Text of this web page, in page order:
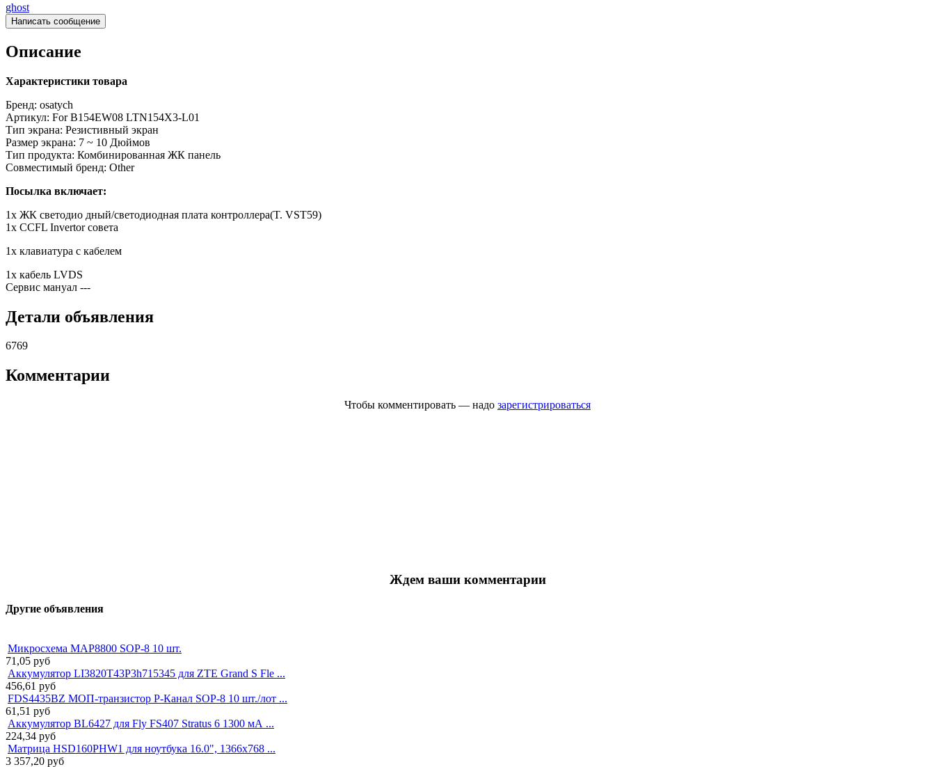
ghost
Написать сообщение
Описание
Характеристики товара
Бренд: osatych
Артикул: For B154EW08 LTN154X3-L01
Тип экрана: Резистивный экран
Размер экрана: 7 ~ 10 Дюймов
Тип продукта: Комбинированная ЖК панель
Совместимый бренд: Other
Посылка включает:
1x ЖК светодио дный/светодиодная плата контроллера(T. VST59)
1x CCFL Invertor совета
1x клавиатура с кабелем
1x кабель LVDS
Сервис мануал ---
Детали объявления
6769
Комментарии
Чтобы комментировать — надо зарегистрироваться
Ждем ваши комментарии
Другие объявления
Микросхема MAP8800 SOP-8 10 шт.
71,05 руб
Аккумулятор LI3820T43P3h715345 для ZTE Grand S Fle ...
456,61 руб
FDS4435BZ МОП-транзистор P-Канал SOP-8 10 шт./лот ...
61,51 руб
Аккумулятор BL6427 для Fly FS407 Stratus 6 1300 мА ...
224,34 руб
Матрица HSD160PHW1 для ноутбука 16.0", 1366x768 ...
3 357,20 руб